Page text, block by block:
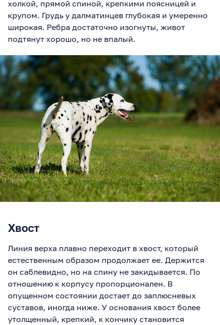
холкой, прямой спиной, крепкими поясницей и
крупом. Грудь у далматинцев глубокая и умеренно
широкая. Ребра достаточно изогнуты, живот
подтянут хорошо, но не впалый.
Хвост
Линия верха плавно переходит в хвост, который
естественным образом продолжает ее. Держится
он саблевидно, но на спину не закидывается. По
отношению к корпусу пропорционален. В
опущенном состоянии достает до заплюсневых
суставов, иногда ниже. У основания хвост более
утолщенный, крепкий, к кончику становится